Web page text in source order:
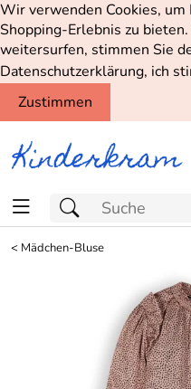
Wir verwenden Cookies, um
Shopping-Erlebnis zu
weitersurfen, stimmen Sie
Datenschutzerklärung, ich
Zustimmen
< Mädchen-Bluse